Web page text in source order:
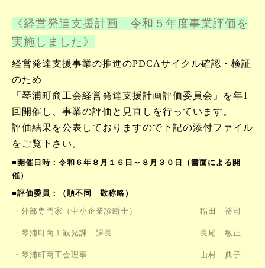
《経営発達支援計画 令和５年度事業評価を
実施しました》
経営発達支援事業の推進のPDCAサイクル確認・検証
のため
「琴浦町商工会経営発達支援計画評価委員会」を年1
回開催し、 事業の評価と見直しを行っています。
評価結果を公表しておりますので下記の添付ファイル
をご覧下さい。
■開催日時：令和６年８月１６日～８月３０日（書面による開
催）
■評価委員：（順不同 敬称略）
・外部専門家（中小企業診断士）
稲田 裕司
・琴浦町商工観光課 課長 長尾 敏正
・琴浦町商工会理事 山村 典子